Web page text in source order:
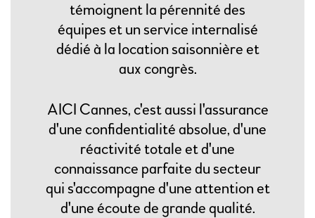
témoignent la pérennité des
équipes et un service internalisé
dédié à la location saisonnière et
aux congrès.
AICI Cannes, c'est aussi l'assurance
d'une confidentialité absolue, d'une
réactivité totale et d'une
connaissance parfaite du secteur
qui s'accompagne d'une attention et
d'une écoute de grande qualité.